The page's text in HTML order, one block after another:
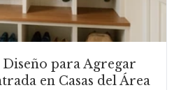
Diseño para Agregar
en Casas del Área